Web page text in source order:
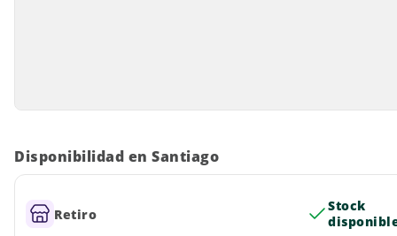
Disponibilidad en Santiago
Retiro
Stock